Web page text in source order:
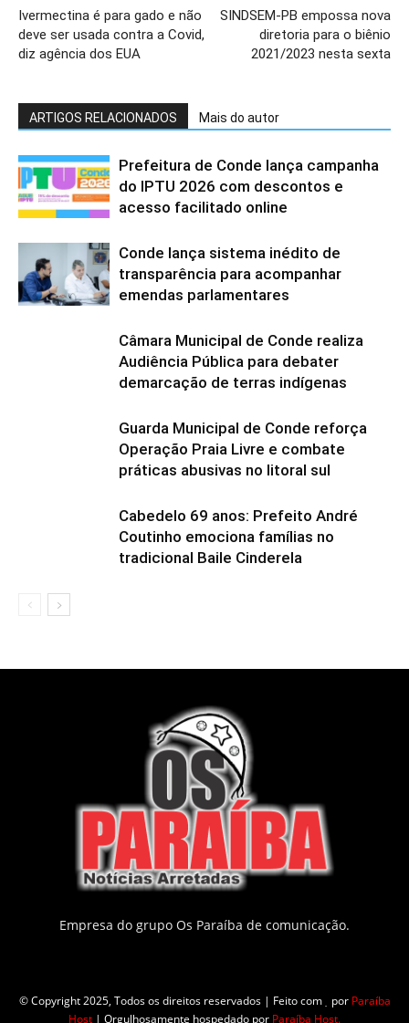
Ivermectina é para gado e não
deve ser usada contra a Covid,
diz agência dos EUA
SINDSEM-PB empossa nova
diretoria para o biênio
2021/2023 nesta sexta
ARTIGOS RELACIONADOS Mais do autor
Prefeitura de Conde lança campanha
do IPTU 2026 com descontos e
acesso facilitado online
Conde lança sistema inédito de
transparência para acompanhar
emendas parlamentares
Câmara Municipal de Conde realiza
Audiência Pública para debater
demarcação de terras indígenas
Guarda Municipal de Conde reforça
Operação Praia Livre e combate
práticas abusivas no litoral sul
Cabedelo 69 anos: Prefeito André
Coutinho emociona famílias no
tradicional Baile Cinderela
Empresa do grupo Os Paraíba de comunicação.
© Copyright 2025, Todos os direitos reservados | Feito com por Paraíba
Host | Orgulhosamente hospedado por Paraíba Host.